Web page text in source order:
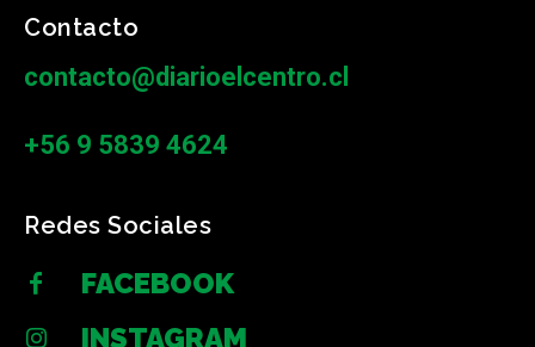
Contacto
contacto@diarioelcentro.cl
+56 9 5839 4624
Redes Sociales
FACEBOOK
INSTAGRAM